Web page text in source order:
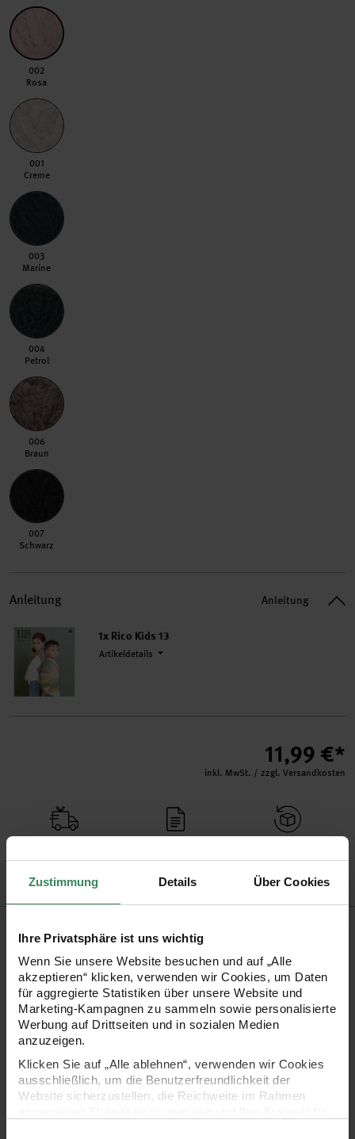
Zustimmung Details Über Cookies
Ihre Privatsphäre ist uns wichtig
Wenn Sie unsere Website besuchen und auf „Alle
akzeptieren“ klicken, verwenden wir Cookies, um Daten
für aggregierte Statistiken über unsere Website und
Marketing-Kampagnen zu sammeln sowie personalisierte
Werbung auf Drittseiten und in sozialen Medien
anzuzeigen.
Klicken Sie auf „Alle ablehnen“, verwenden wir Cookies
ausschließlich, um die Benutzerfreundlichkeit der
Website sicherzustellen, die Reichweite im Rahmen
002 Rosa
002
Rosa
001 Creme
001
Creme
003 Marine
003
Marine
004 Petrol
004
Petrol
006 Braun
006
Braun
007 Schwarz
007
Schwarz
Anleitung Anleitung
1x Rico Kids 13
Artikeldetails
11,99 €*
inkl. MwSt. / zzgl. Versandkosten
Schwierigkeitsgrad Anfänger
Nadelstärke in mm 4,5 mm
Pflegehinweise
Mehr Informationen zu Pflegehinweisen
Artikel-Nr.999046.772
Bestell-Nr. 3664735